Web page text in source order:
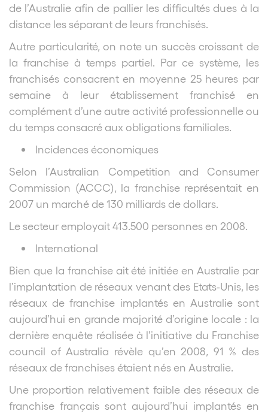
de l’Australie afin de pallier les difficultés dues à la
distance les séparant de leurs franchisés.
Autre particularité, on note un succès croissant de
la franchise à temps partiel. Par ce système, les
franchisés consacrent en moyenne 25 heures par
semaine à leur établissement franchisé en
complément d’une autre activité professionnelle ou
du temps consacré aux obligations familiales.
Incidences économiques
Selon l’Australian Competition and Consumer
Commission (ACCC), la franchise représentait en
2007 un marché de 130 milliards de dollars.
Le secteur employait 413.500 personnes en 2008.
International
Bien que la franchise ait été initiée en Australie par
l’implantation de réseaux venant des Etats-Unis, les
réseaux de franchise implantés en Australie sont
aujourd’hui en grande majorité d’origine locale : la
dernière enquête réalisée à l’initiative du Franchise
council of Australia révèle qu’en 2008, 91 % des
réseaux de franchises étaient nés en Australie.
Une proportion relativement faible des réseaux de
franchise français sont aujourd’hui implantés en